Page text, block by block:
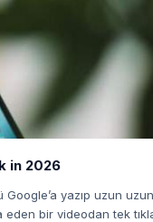
in 2026
yazıp uzun uzun
eden bir videodan tek